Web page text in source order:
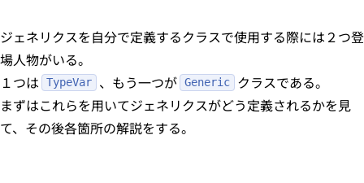
ジェネリクスを自分で定義するクラスで使用する際には２つ登
場人物がいる。
１つは
TypeVar 、もう一つが Generic
クラスである。
まずはこれらを用いてジェネリクスがどう定義されるかを見
て、その後各箇所の解説をする。